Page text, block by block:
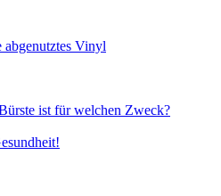
abgenutztes Vinyl
ist für welchen Zweck?